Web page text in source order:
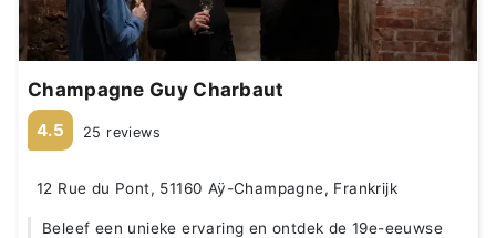
Champagne Guy Charbaut
4.5 25 reviews
12 Rue du Pont, 51160 Aÿ-Champagne, Frankrijk
Beleef een unieke ervaring en ontdek de 19e-eeuwse